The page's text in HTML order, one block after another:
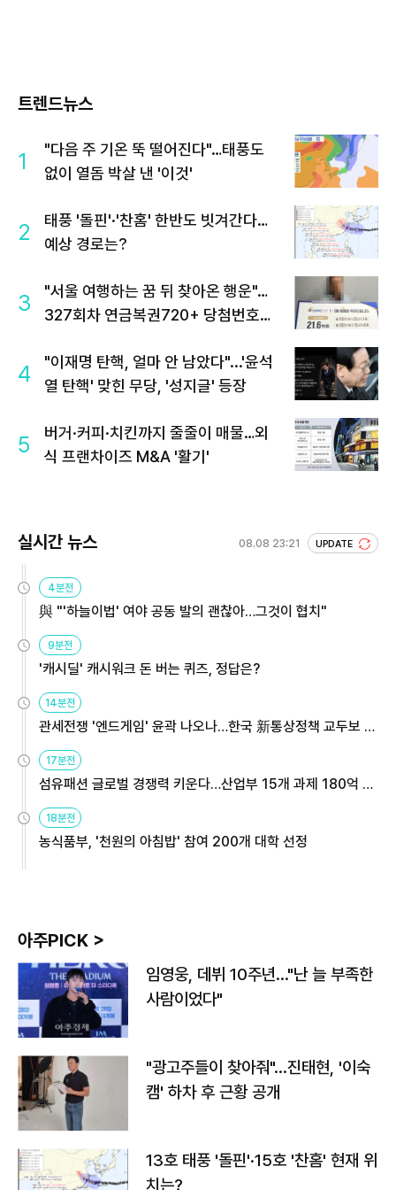
트렌드뉴스
1
"다음 주 기온 뚝 떨어진다"…태풍도
없이 열돔 박살 낸 '이것'
2
태풍 '돌핀'·'찬홈' 한반도 빗겨간다…
예상 경로는?
3
"서울 여행하는 꿈 뒤 찾아온 행운"…
327회차 연금복권720+ 당첨번호조
4
"이재명 탄핵, 얼마 안 남았다"...'윤석
열 탄핵' 맞힌 무당, '성지글' 등장
5
버거·커피·치킨까지 줄줄이 매물…외
식 프랜차이즈 M&A '활기'
실시간 뉴스 08.08 23:21 UPDATE
4분전
與 "'하늘이법' 여야 공동 발의 괜찮아…그것이 협치"
9분전
'캐시딜' 캐시워크 돈 버는 퀴즈, 정답은?
14분전
관세전쟁 '엔드게임' 윤곽 나오나…한국 新통상정책 교두보 활
용해야
17분전
섬유패션 글로벌 경쟁력 키운다…산업부 15개 과제 180억 지
원
18분전
농식품부, '천원의 아침밥' 참여 200개 대학 선정
아주PICK >
임영웅, 데뷔 10주년…"난 늘 부족한
사람이었다"
"광고주들이 찾아줘"…진태현, '이숙
캠' 하차 후 근황 공개
13호 태풍 '돌핀'·15호 '찬홈' 현재 위
치는?